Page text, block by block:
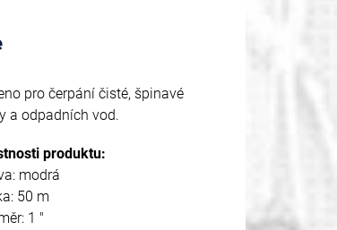
pro čerpání čisté, špinavé
a odpadních vod.
produktu:
modrá
50 m
1 "